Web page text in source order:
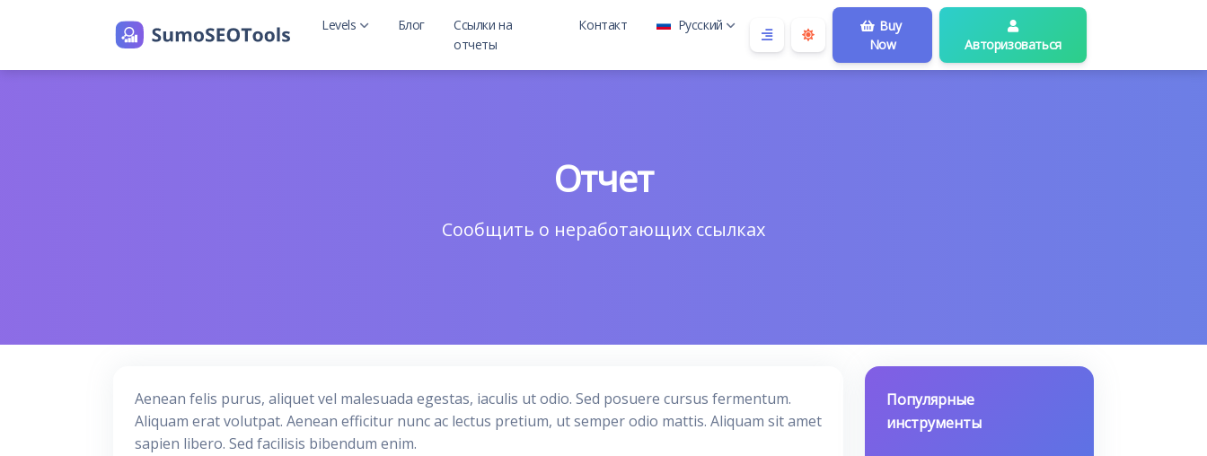
Levels Блог
Ссылки на
отчеты
Контакт Русский
Buy
Now
Авторизоваться
Отчет
Сообщить о неработающих ссылках
Aenean felis purus, aliquet vel malesuada egestas, iaculis ut odio. Sed posuere cursus fermentum.
Aliquam erat volutpat. Aenean efficitur nunc ac lectus pretium, ut semper odio mattis. Aliquam sit amet
sapien libero. Sed facilisis bibendum enim.
Популярные
инструменты